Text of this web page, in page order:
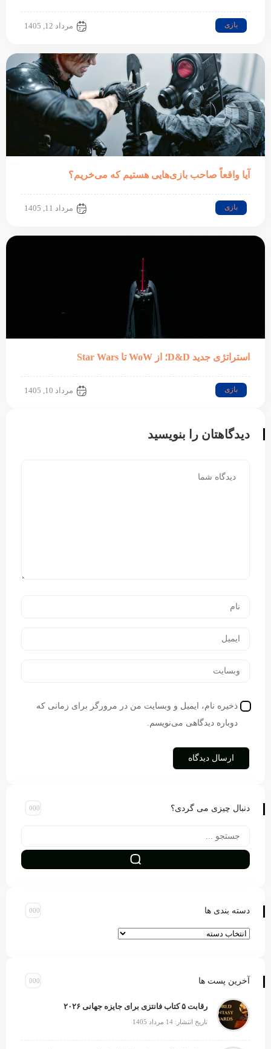
بازی مرداد 12, 1405
آیا واقعاً صاحب بازی‌هایی هستیم که می‌خریم؟
بازی مرداد 11, 1405
استراتژی جدید D&D؛ از WoW تا Star Wars
بازی مرداد 10, 1405
دیدگاهتان را بنویسید
ذخیره نام، ایمیل و وبسایت من در مرورگر برای زمانی که
دوباره دیدگاهی می‌نویسم.
دنبال چیزی می گردی؟
دسته بندی ها
آخرین پست ها
رقابت ۵ کتاب فانتزی برای جایزه جهانی ۲۰۲۶
تاریخ انتشار: 14 مرداد 1405